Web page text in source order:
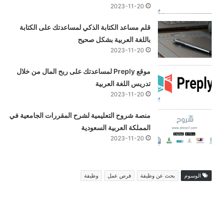
2023-11-20
قلم مساعد الكتابة الذكي لمساعدتك على الكتابة
باللغة العربية بشكل صحيح
2023-11-20
موقع Preply لمساعدتك على ربح المال من خلال
تدريس اللغة العربية
2023-11-20
منصة شروح التعليمية لشرح المقررات الجامعية في
المملكة العربية السعودية
2023-11-20
الوسوم بحث عن وظيفة فرص عمل وظيفة